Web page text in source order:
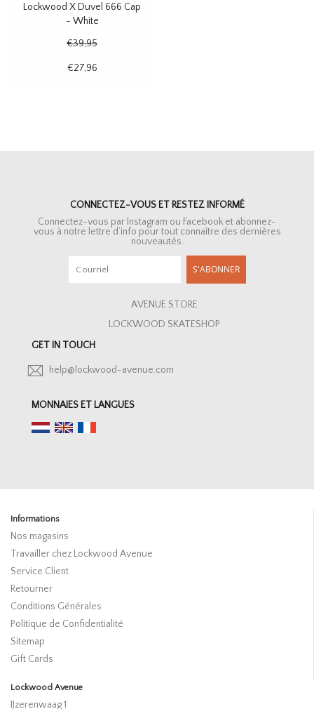
Lockwood X Duvel 666 Cap
- White
€39,95
€27,96
CONNECTEZ-VOUS ET RESTEZ INFORMÉ
Connectez-vous par Instagram ou Facebook et abonnez-
vous à notre lettre d’info pour tout connaître des dernières
nouveautés.
S'ABONNER
AVENUE STORE
LOCKWOOD SKATESHOP
GET IN TOUCH
help@lockwood-avenue.com
MONNAIES ET LANGUES
Informations
Nos magasins
Travailler chez Lockwood Avenue
Service Client
Retourner
Conditions Générales
Politique de Confidentialité
Sitemap
Gift Cards
Lockwood Avenue
IJzerenwaag 1